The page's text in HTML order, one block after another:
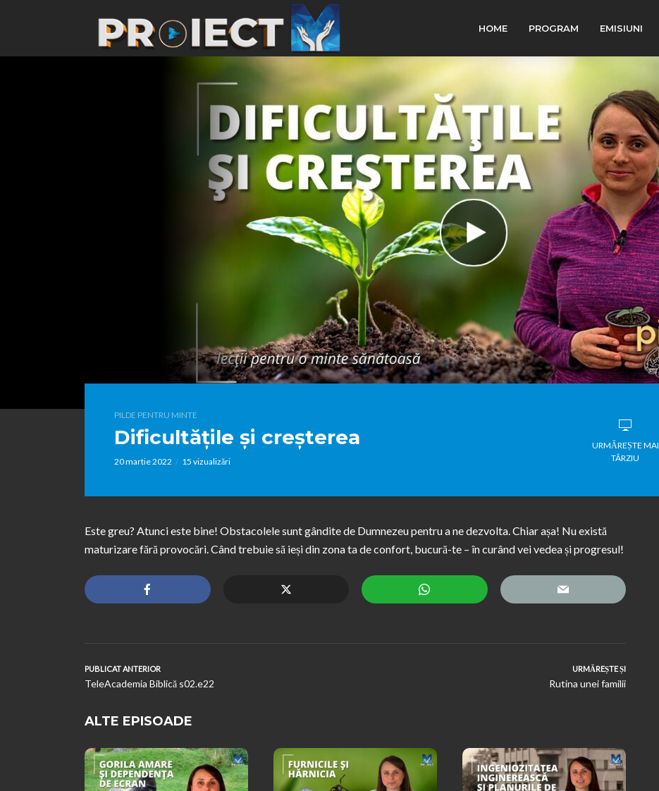
HOME PROGRAM EMISIUNI
PILDE PENTRU MINTE
Dificultățile și creșterea
20 martie 2022 15 vizualizări
URMĂREȘTE MAI
TÂRZIU
Este greu? Atunci este bine! Obstacolele sunt gândite de Dumnezeu pentru a ne dezvolta. Chiar așa! Nu există
maturizare fără provocări. Când trebuie să ieși din zona ta de confort, bucură-te – în curând vei vedea și progresul!
PUBLICAT ANTERIOR
TeleAcademia Biblică s02.e22
URMĂREȘTE ȘI
Rutina unei familii
ALTE EPISOADE